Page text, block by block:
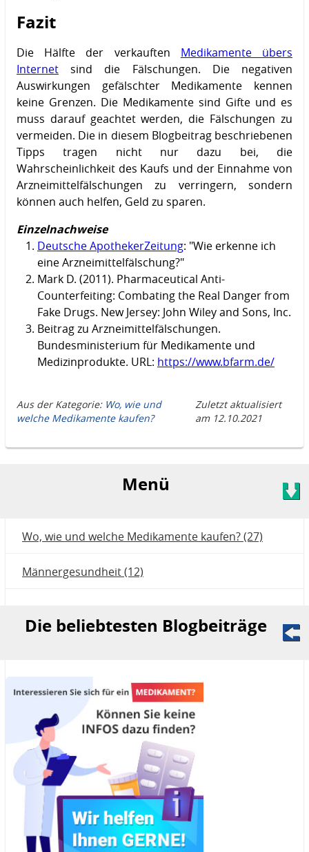
Menü
Wo, wie und welche Medikamente kaufen? (27)
Männergesundheit (12)
Die beliebtesten Blogbeiträge
Fazit
Die Hälfte der verkauften Medikamente übers
Internet sind die Fälschungen. Die negativen
Auswirkungen gefälschter Medikamente kennen
keine Grenzen. Die Medikamente sind Gifte und es
muss darauf geachtet werden, die Fälschungen zu
vermeiden. Die in diesem Blogbeitrag beschriebenen
Tipps tragen nicht nur dazu bei, die
Wahrscheinlichkeit des Kaufs und der Einnahme von
Arzneimittelfälschungen zu verringern, sondern
können auch helfen, Geld zu sparen.
Einzelnachweise
Deutsche ApothekerZeitung: "Wie erkenne ich
eine Arzneimittelfälschung?"
Mark D. (2011). Pharmaceutical Anti-
Counterfeiting: Combating the Real Danger from
Fake Drugs. New Jersey: John Wiley and Sons, Inc.
Beitrag zu Arzneimittelfälschungen.
Bundesministerium für Medikamente und
Medizinprodukte. URL: https://www.bfarm.de/
Aus der Kategorie: Wo, wie und
welche Medikamente kaufen?
Zuletzt aktualisiert
am 12.10.2021